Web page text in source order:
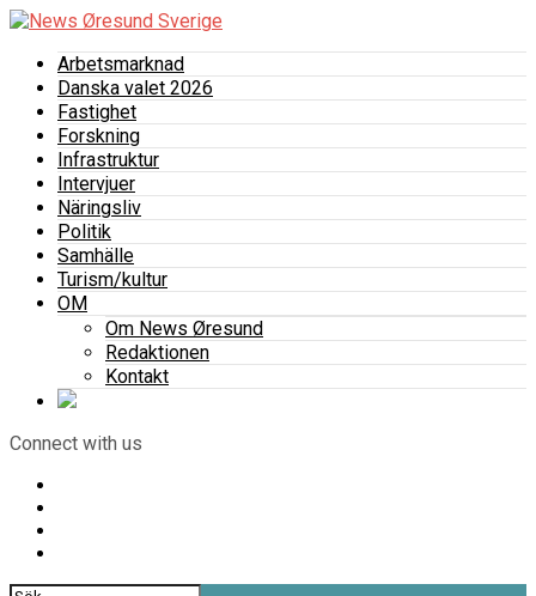
Arbetsmarknad
Danska valet 2026
Fastighet
Forskning
Infrastruktur
Intervjuer
Näringsliv
Politik
Samhälle
Turism/kultur
OM
Om News Øresund
Redaktionen
Kontakt
Connect with us